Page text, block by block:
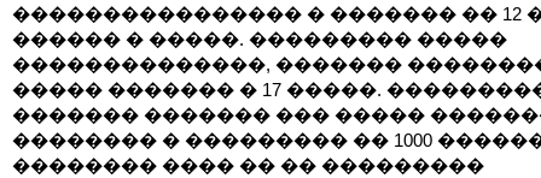
���������������� � ������� �� 12
������ � �����. ��������� �����
��������������, �������
����� ������� � 17 �����.
������� ������� ��� �����
�������� � ��������� �� 1000
�������� ���� �� �� ���������